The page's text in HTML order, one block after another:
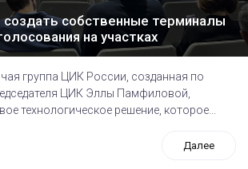
собственные терминалы
на участках
группа ЦИК России, созданная по
ЦИК Эллы Памфиловой,
технологическое решение, которое...
Далее